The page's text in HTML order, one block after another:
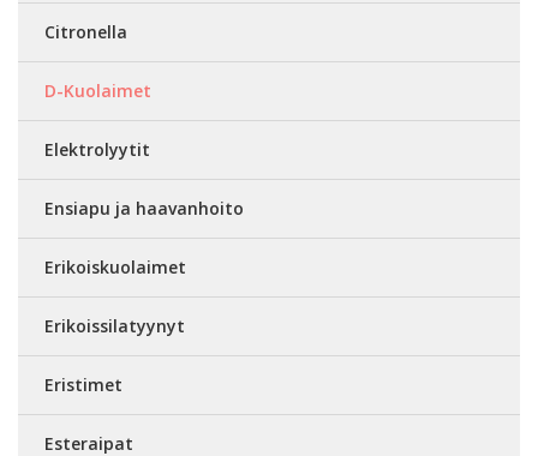
Citronella
D-Kuolaimet
Elektrolyytit
Ensiapu ja haavanhoito
Erikoiskuolaimet
Erikoissilatyynyt
Eristimet
Esteraipat